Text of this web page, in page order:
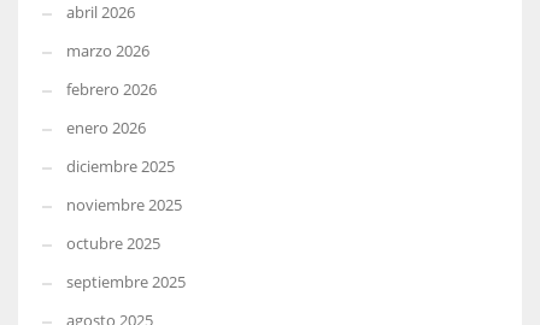
abril 2026
marzo 2026
febrero 2026
enero 2026
diciembre 2025
noviembre 2025
octubre 2025
septiembre 2025
agosto 2025